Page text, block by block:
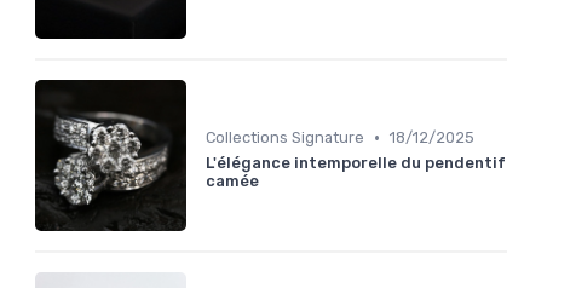
Collections Signature • 18/12/2025
L'élégance intemporelle du pendentif
camée